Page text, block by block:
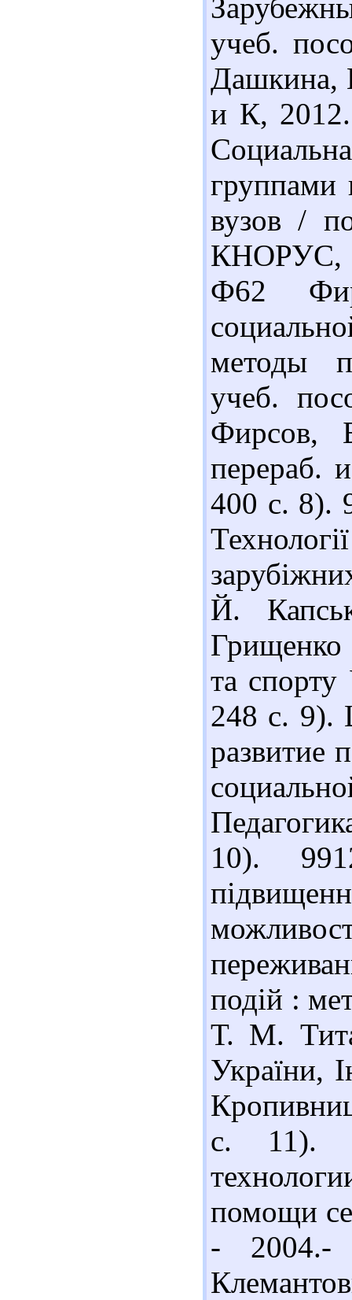
учеб.
Дашкина,
и К,
группами
вузов /
КНОРУС,
Ф62
методы
учеб.
400 с. 8).
Й.
Грищенко
та
248 с. 9).
развитие
10).
подій :
Т. М.
України,
с. 11).
помощи
-